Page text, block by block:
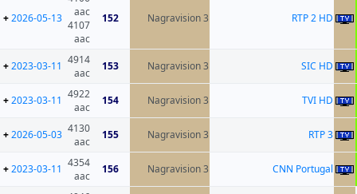
Nagravision 3
aac
4107
2026-05-13
Nagravision 3
4914
aac
2023-03-11
Nagravision 3
4922
aac
2023-03-11
Nagravision 3
4130
aac
2026-05-03
Nagravision 3
4354
aac
2023-03-11